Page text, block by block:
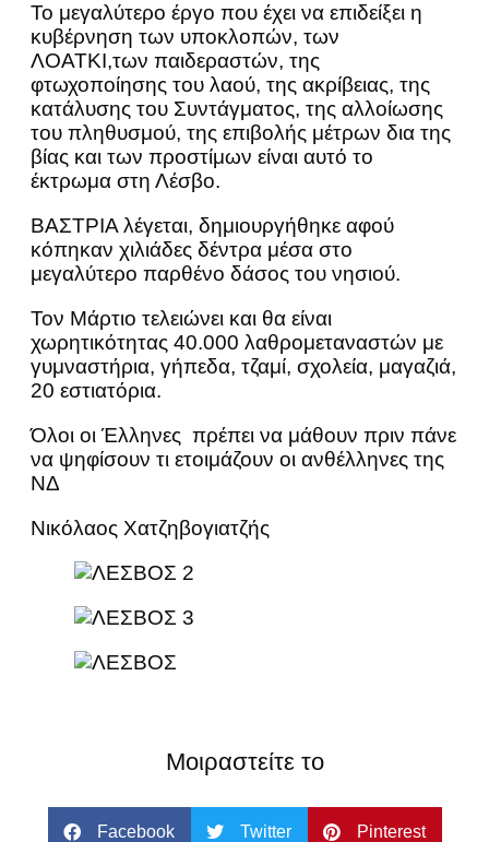
Το μεγαλύτερο έργο που έχει να επιδείξει η
κυβέρνηση των υποκλοπών, των
ΛΟΑΤΚΙ,των παιδεραστών, της
φτωχοποίησης του λαού, της ακρίβειας, της
κατάλυσης του Συντάγματος, της αλλοίωσης
του πληθυσμού, της επιβολής μέτρων δια της
βίας και των προστίμων είναι αυτό το
έκτρωμα στη Λέσβο.
ΒΑΣΤΡΙΑ λέγεται, δημιουργήθηκε αφού
κόπηκαν χιλιάδες δέντρα μέσα στο
μεγαλύτερο παρθένο δάσος του νησιού.
Τον Μάρτιο τελειώνει και θα είναι
χωρητικότητας 40.000 λαθρομεταναστών με
γυμναστήρια, γήπεδα, τζαμί, σχολεία, μαγαζιά,
20 εστιατόρια.
Όλοι οι Έλληνες πρέπει να μάθουν πριν πάνε
να ψηφίσουν τι ετοιμάζουν οι ανθέλληνες της
ΝΔ
Νικόλαος Χατζηβογιατζής
Μοιραστείτε το
Facebook Twitter Pinterest